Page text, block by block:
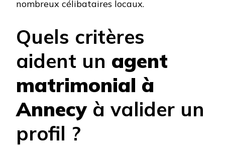
nombreux célibataires locaux.
Quels critères
aident un agent
matrimonial à
Annecyà valider un
profil ?